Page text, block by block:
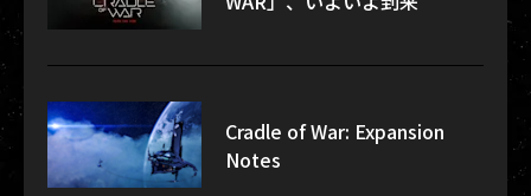
Cradle of War: Expansion
Notes